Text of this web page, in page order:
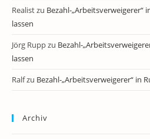
Realistzu Bezahl-„Arbeitsverweigerer“
lassen
Jörg Ruppzu Bezahl-
lassen
Ralfzu Bezahl-„Arbeitsverweigerer“ in
Archiv